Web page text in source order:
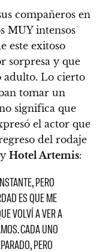
compañeros en
MUY intensos
este exitoso
sorpresa y que
adulto. Lo cierto
tomar un
significa que
el actor que
del rodaje
y Hotel Artemis:
PERO
ES QUE ME
VOLVÍ A VER A
CADA UNO
PERO